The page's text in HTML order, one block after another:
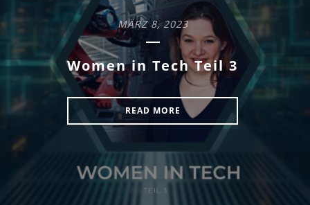
MÄRZ 8, 2023
Women in Tech Teil 3
READ MORE